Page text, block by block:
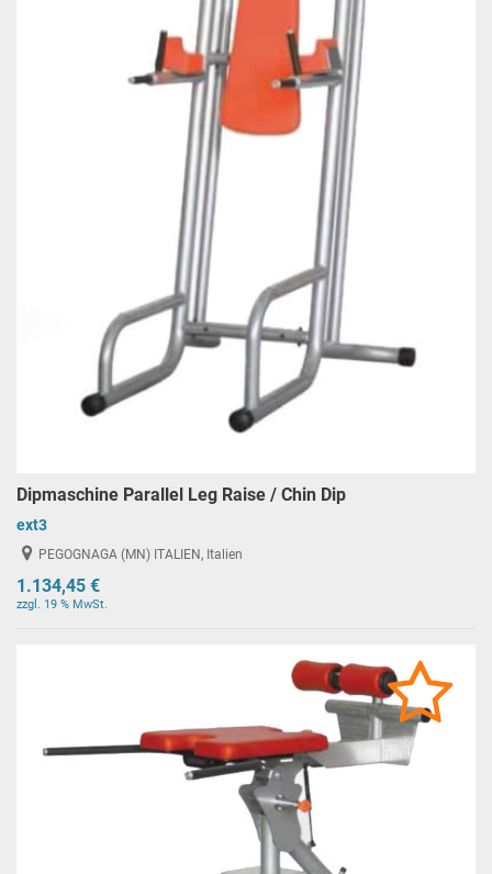
Dipmaschine Parallel Leg Raise / Chin Dip
ext3
PEGOGNAGA (MN) ITALIEN, Italien
1.134,45 €
zzgl. 19 % MwSt.